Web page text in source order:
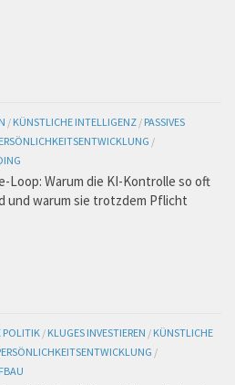
/ KÜNSTLICHE INTELLIGENZ / PASSIVES
/
Loop: Warum die KI-Kontrolle so oft
und warum sie trotzdem Pflicht
POLITIK / KLUGES INVESTIEREN / KÜNSTLICHE
/